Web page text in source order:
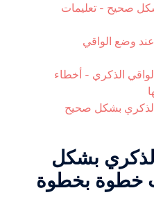
صحيح - تعليمات
وضع الواقي
الذكري - أخطاء
بشكل صحيح
بشكل
خطوة بخطوة